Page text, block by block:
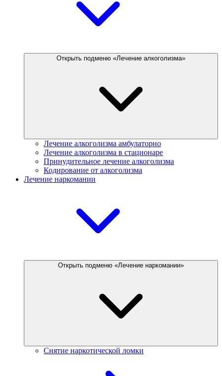
Открыть подменю «Лечение алкоголизма»
Лечение алкоголизма амбулаторно
Лечение алкоголизма в стационаре
Принудительное лечение алкоголизма
Кодирование от алкоголизма
Лечение наркомании
Открыть подменю «Лечение наркомании»
Снятие наркотической ломки